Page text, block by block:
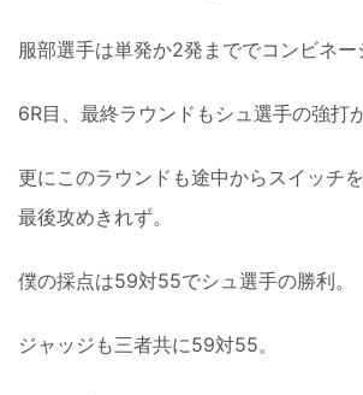
服部選手は単発か2発まででコンビネー
6R目、最終ラウンドもシュ選手の強打
更にこのラウンドも途中からスイッチ
最後攻めきれず。
僕の採点は59対55でシュ選手の勝利。
ジャッジも三者共に59対55。